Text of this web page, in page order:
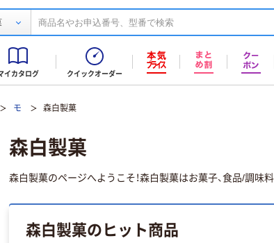
イカタログ クイックオーダー
モ 森白製菓
森白製菓
森白製菓のページへようこそ！森白製菓はお菓子、食品/調
森白製菓のヒット商品